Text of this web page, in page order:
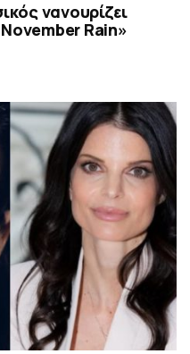
νανουρίζει
Rain»